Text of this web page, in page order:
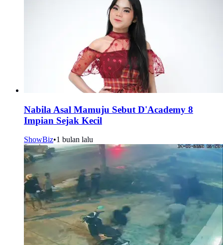
Nabila Asal Mamuju Sebut D'Academy 8
Impian Sejak Kecil
ShowBiz•1 bulan lalu